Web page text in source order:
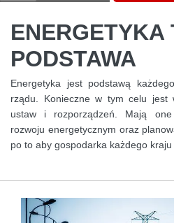
ENERGETYKA
PODSTAWA
Energetyka jest podstawą
rządu. Konieczne w tym celu jest
ustaw i rozporządzeń. Mają
rozwoju energetycznym oraz
po to aby gospodarka każdego kraju